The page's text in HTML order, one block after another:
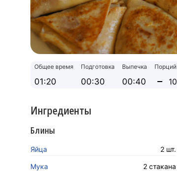
Общее время
01:20
Подготовка
00:30
Выпечка
00:40
Порций
Ингредиенты
Блины
Яйца 2 шт.
Мука 2 стакана